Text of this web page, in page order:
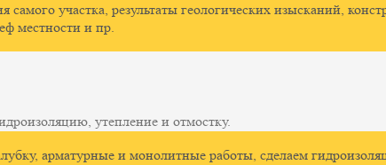
участка, результаты геологических изысканий,
местности и пр.
утепление и отмостку.
арматурные и монолитные работы, сделаем